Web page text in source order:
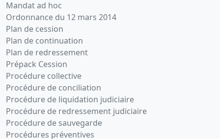
Mandat ad hoc
Ordonnance du 12 mars 2014
Plan de cession
Plan de continuation
Plan de redressement
Prépack Cession
Procédure collective
Procédure de conciliation
Procédure de liquidation judiciaire
Procédure de redressement judiciaire
Procédure de sauvegarde
Procédures préventives